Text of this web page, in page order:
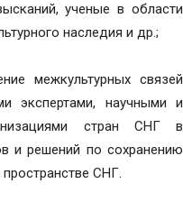
ученые в области
наследия и др.;
межкультурных связей
экспертами, научными и
стран СНГ в
и решений по сохранению
СНГ.